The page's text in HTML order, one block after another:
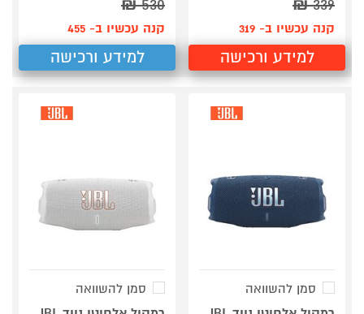
339
₪
קנה עכשיו ב- 319
למידע ורכישה
530
₪
קנה עכשיו ב- 455
למידע ורכישה
סמן להשוואה
סמן להשוואה